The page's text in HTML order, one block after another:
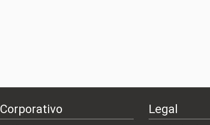
Corporativo Legal